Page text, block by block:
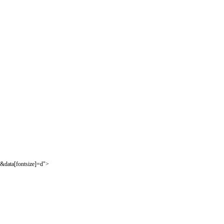
&data[fontsize]=d">